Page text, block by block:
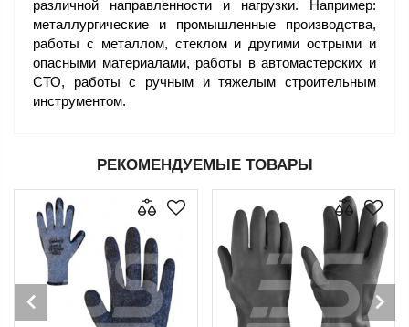
различной направленности и нагрузки. Например:
металлургические и промышленные производства,
работы с металлом, стеклом и другими острыми и
опасными материалами, работы в автомастерских и
СТО, работы с ручным и тяжелым строительным
инструментом.
РЕКОМЕНДУЕМЫЕ ТОВАРЫ